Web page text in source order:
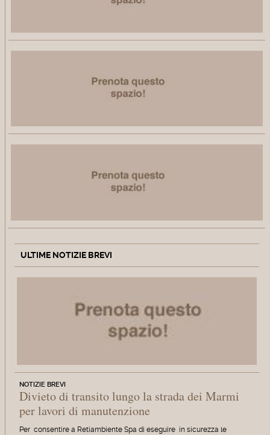
ULTIME NOTIZIE BREVI
NOTIZIE BREVI
Divieto di transito lungo la strada dei Marmi
per lavori di manutenzione
Per consentire a Retiambiente Spa di eseguire in sicurezza le